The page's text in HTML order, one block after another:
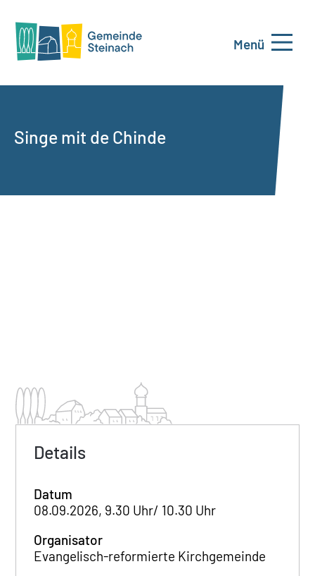
Menü
Singe mit de Chinde
Details
Datum
08.09.2026, 9.30 Uhr/ 10.30 Uhr
Organisator
Evangelisch-reformierte Kirchgemeinde